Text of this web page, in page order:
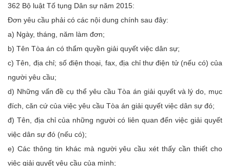
362 Bộ luật Tố tụng Dân sự năm 2015:
Đơn yêu cầu phải có các nội dung chính sau đây:
a) Ngày, tháng, năm làm đơn;
b) Tên Tòa án có thẩm quyền giải quyết việc dân sự;
c) Tên, địa chỉ; số điện thoại, fax, địa chỉ thư điện tử (nếu có) của
người yêu cầu;
d) Những vấn đề cụ thể yêu cầu Tòa án giải quyết và lý do, mục
đích, căn cứ của việc yêu cầu Tòa án giải quyết việc dân sự đó;
đ) Tên, địa chỉ của những người có liên quan đến việc giải quyết
việc dân sự đó (nếu có);
e) Các thông tin khác mà người yêu cầu xét thấy cần thiết cho
việc giải quyết yêu cầu của mình;